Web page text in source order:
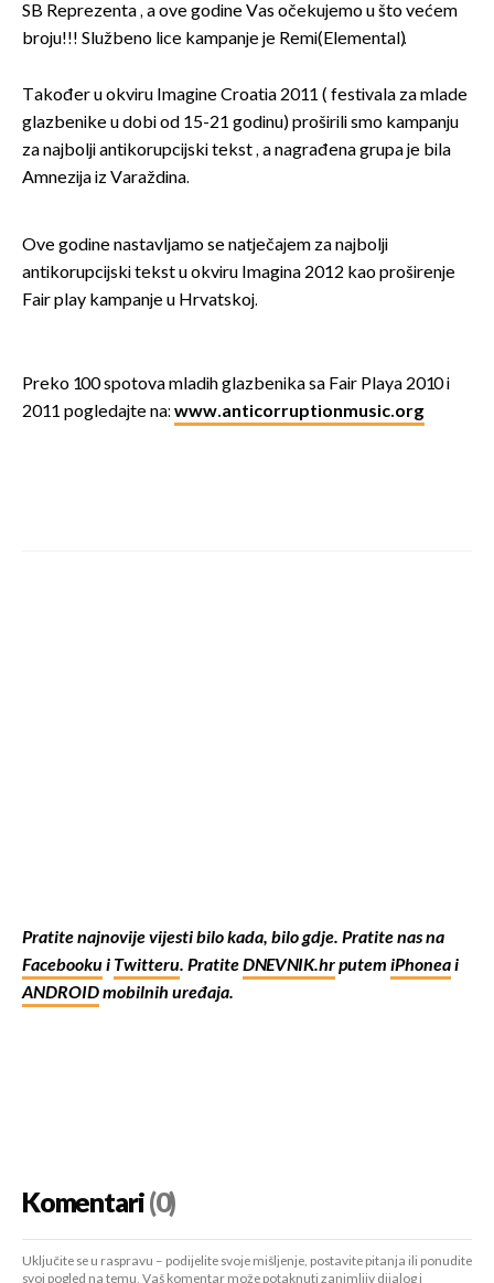
SB Reprezenta , a ove godine Vas očekujemo u što većem
broju!!! Službeno lice kampanje je Remi(Elemental).
Također u okviru Imagine Croatia 2011 ( festivala za mlade
glazbenike u dobi od 15-21 godinu) proširili smo kampanju
za najbolji antikorupcijski tekst , a nagrađena grupa je bila
Amnezija iz Varaždina.
Ove godine nastavljamo se natječajem za najbolji
antikorupcijski tekst u okviru Imagina 2012 kao proširenje
Fair play kampanje u Hrvatskoj.
Preko 100 spotova mladih glazbenika sa Fair Playa 2010 i
2011 pogledajte na: www.anticorruptionmusic.org
Pratite najnovije vijesti bilo kada, bilo gdje. Pratite nas na
Facebookui Twitteru. PratiteDNEVNIK.hrputem iPhoneai
ANDROIDmobilnih uređaja.
Komentari(0)
Uključite se u raspravu – podijelite svoje mišljenje, postavite pitanja ili ponudite
svoj pogled na temu. Vaš komentar može potaknuti zanimljiv dijalog i